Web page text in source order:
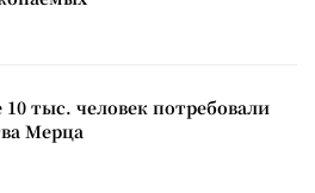
тыс. человек потребовали
Мерца